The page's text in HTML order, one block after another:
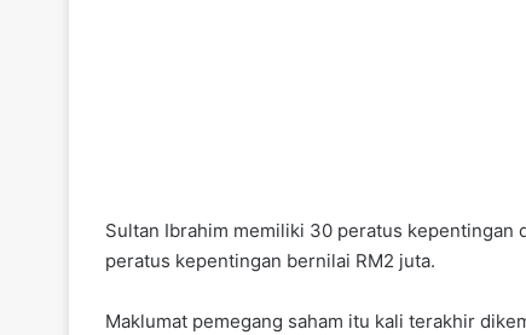
Sultan Ibrahim memiliki 30 peratus kepentingan
peratus kepentingan bernilai RM2 juta.
Maklumat pemegang saham itu kali terakhir